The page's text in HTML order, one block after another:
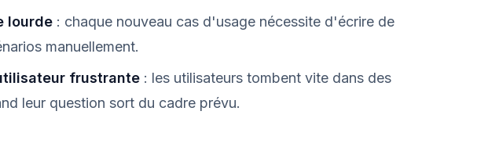
lourde : chaque nouveau cas d'usage nécessite d'écrire de
manuellement.
frustrante : les utilisateurs tombent vite dans des
leur question sort du cadre prévu.